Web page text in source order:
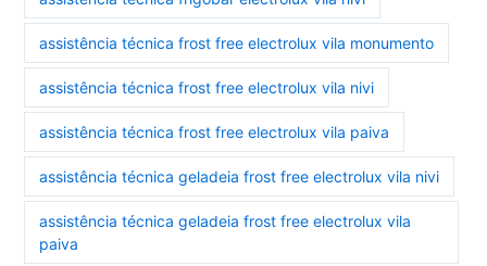
assistência técnica frost free electrolux vila monumento
assistência técnica frost free electrolux vila nivi
assistência técnica frost free electrolux vila paiva
assistência técnica geladeia frost free electrolux vila nivi
assistência técnica geladeia frost free electrolux vila
paiva